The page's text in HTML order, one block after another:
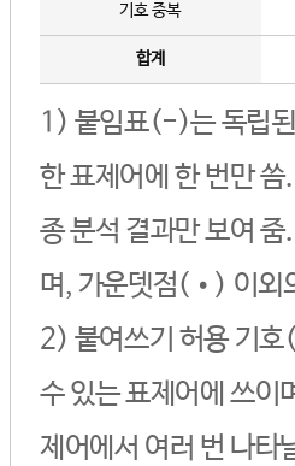
기호 중복
합계
1) 붙임표(-)는 독립된
한 표제어에 한 번만
종 분석 결과만 보여
며, 가운뎃점(•) 이외
2) 붙여쓰기 허용 기호
수 있는 표제어에 쓰이
제어에서 여러 번 나타